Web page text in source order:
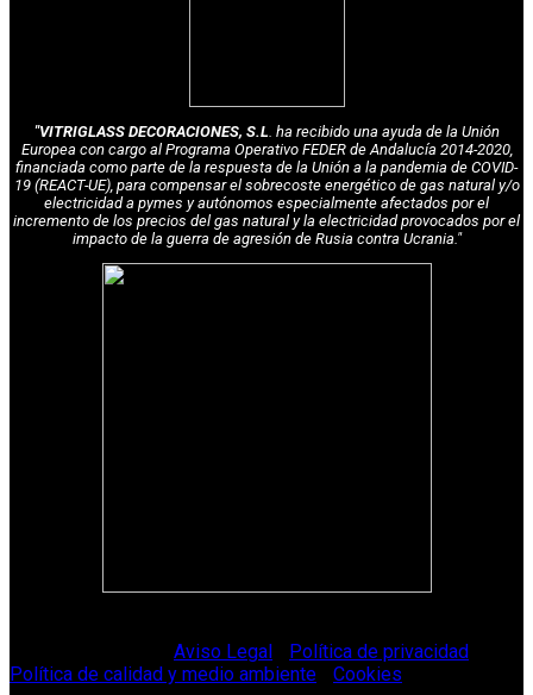
"VITRIGLASS DECORACIONES, S.L. ha recibido una ayuda de la Unión
Europea con cargo al Programa Operativo FEDER de Andalucía 2014-2020,
financiada como parte de la respuesta de la Unión a la pandemia de COVID-
19 (REACT-UE), para compensar el sobrecoste energético de gas natural y/o
electricidad a pymes y autónomos especialmente afectados por el
incremento de los precios del gas natural y la electricidad provocados por el
impacto de la guerra de agresión de Rusia contra Ucrania."
Aviso Legal Política de privacidad
Política de calidad y medio ambiente
Cookies